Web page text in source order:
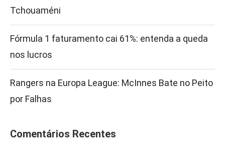
Tchouaméni
Fórmula 1 faturamento cai 61%: entenda a queda
nos lucros
Rangers na Europa League: McInnes Bate no Peito
por Falhas
Comentários Recentes